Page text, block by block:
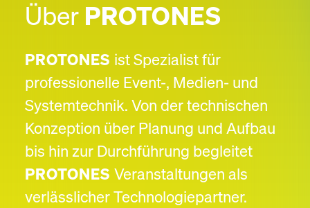
Über PROTONES
PROTONES ist Spezialist für
professionelle Event-, Medien- und
Systemtechnik. Von der technischen
Konzeption über Planung und Aufbau
bis hin zur Durchführung begleitet
PROTONES Veranstaltungen als
verlässlicher Technologiepartner.